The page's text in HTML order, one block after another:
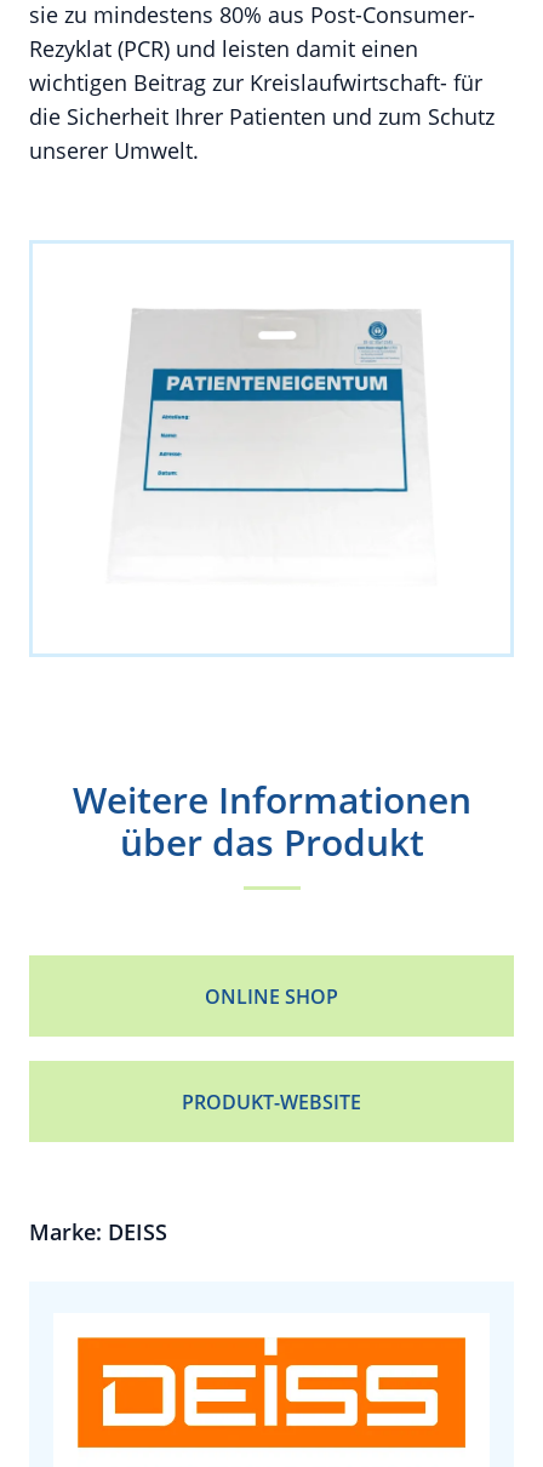
sie zu mindestens 80% aus Post-Consumer-
Rezyklat (PCR) und leisten damit einen
wichtigen Beitrag zur Kreislaufwirtschaft- für
die Sicherheit Ihrer Patienten und zum Schutz
unserer Umwelt.
Weitere Informationen
über das Produkt
ONLINE SHOP
PRODUKT-WEBSITE
Marke: DEISS